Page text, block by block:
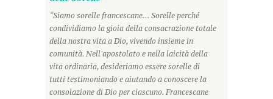
“Siamo sorelle francescane... Sorelle perché
condividiamo la gioia della consacrazione totale
della nostra vita a Dio, vivendo insieme in
comunità. Nell'apostolato e nella laicità della
vita ordinaria, desideriamo essere sorelle di
tutti testimoniando e aiutando a conoscere la
consolazione di Dio per ciascuno. Francescane